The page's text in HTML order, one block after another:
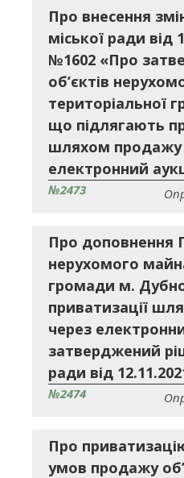
Про внесення
міської ради від
№1602 «Про
об’єктів
територіальної
що підлягають
шляхом продажу
електронний
№2473
Про доповнення
нерухомого
громади м.
приватизації
через
затверджений
ради від
№2474
Про
умов продажу